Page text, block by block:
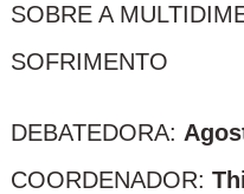
SOBRE A
SOFRIMENTO
DEBATEDORA:
COORDENADOR: